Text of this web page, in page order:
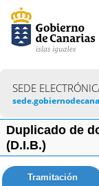
SEDE
Duplicado de
(D.I.B.)
Tramitación